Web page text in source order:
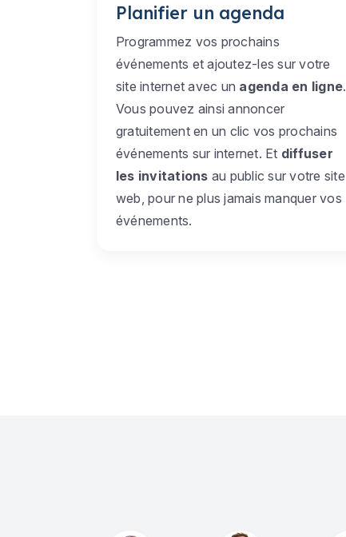
Planifier un agenda
Programmez vos prochains
événements et ajoutez-les sur votre
site internet avec un agenda en ligne.
Vous pouvez ainsi annoncer
gratuitement en un clic vos prochains
événements sur internet. Et diffuser
les invitations au public sur votre site
web, pour ne plus jamais manquer vos
événements.